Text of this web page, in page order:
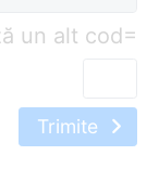
=
Trimite